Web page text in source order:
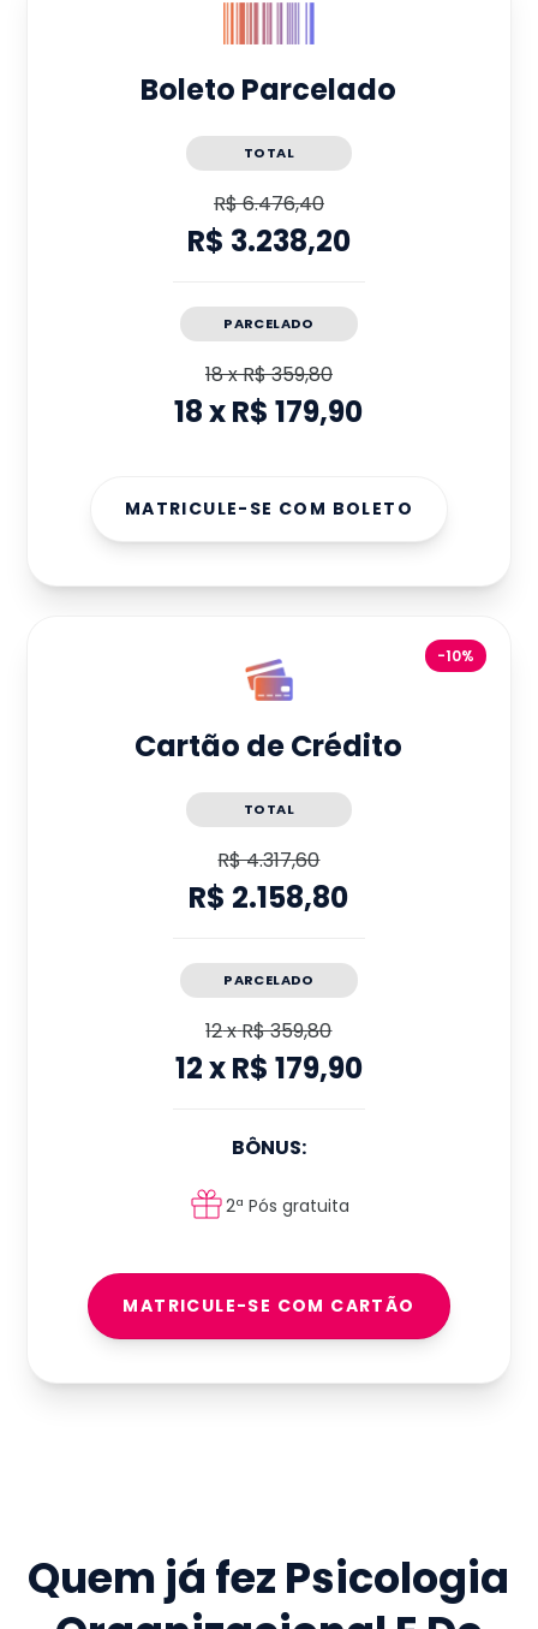
Boleto Parcelado
TOTAL
R$ 6.476,40
R$ 3.238,20
PARCELADO
18xR$ 359,80
18xR$ 179,90
MATRICULE-SE COM BOLETO
-10%
Cartão de Crédito
TOTAL
R$ 4.317,60
R$ 2.158,80
PARCELADO
12xR$ 359,80
12xR$ 179,90
BÔNUS:
2ª Pós gratuita
MATRICULE-SE COM CARTÃO
Quem já fez Psicologia